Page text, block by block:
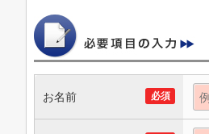
必須
お名前